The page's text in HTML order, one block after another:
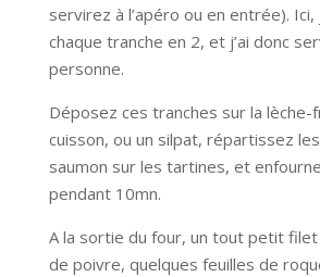
servirez à l’apéro ou en entrée). Ici,
chaque tranche en 2, et j’ai donc
personne.
Déposez ces tranches sur la
cuisson, ou un silpat, répartissez
saumon sur les tartines, et
pendant 10mn.
A la sortie du four, un tout petit filet
de poivre, quelques feuilles de